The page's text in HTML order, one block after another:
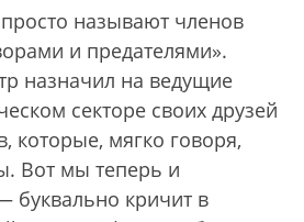
называют членов
и предателями».
назначил на ведущие
секторе своих друзей
которые, мягко говоря,
Вот мы теперь и
буквально кричит в